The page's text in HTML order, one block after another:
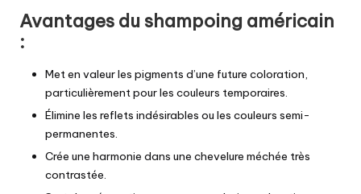
Avantages du shampoing américain
:
Met en valeur les pigments d’une future coloration,
particulièrement pour les couleurs temporaires.
Élimine les reflets indésirables ou les couleurs semi-
permanentes.
Crée une harmonie dans une chevelure méchée très
contrastée.